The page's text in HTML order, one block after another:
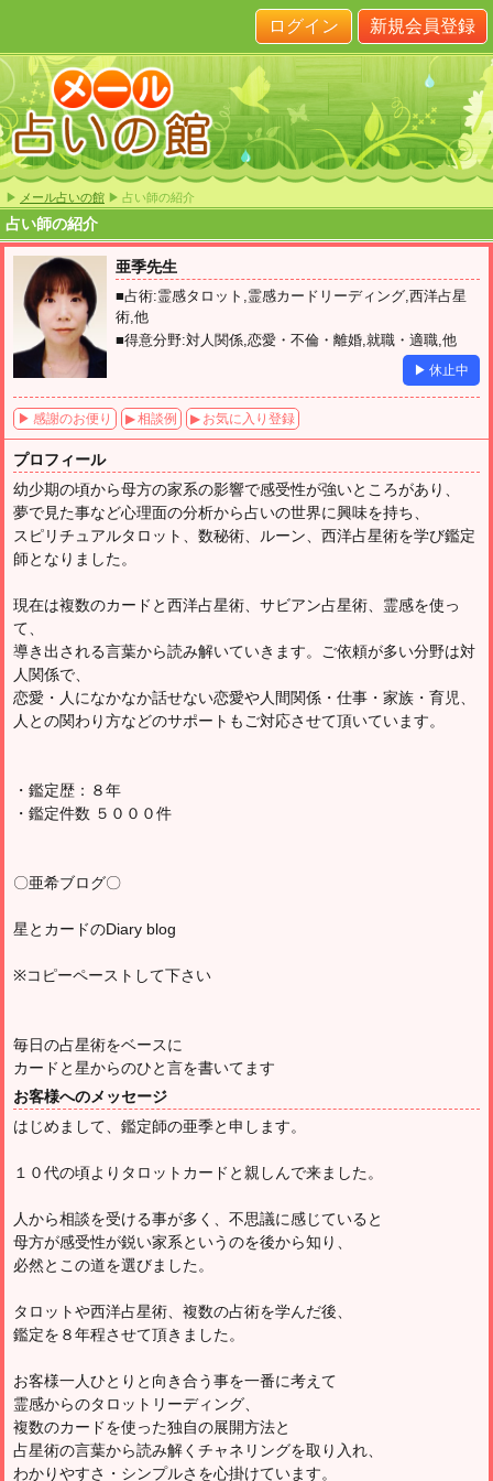
ログイン 新規会員登録
▶ メール占いの館 ▶ 占い師の紹介
占い師の紹介
亜季先生
■占術:霊感タロット,霊感カードリーディング,西洋占星
術,他
■得意分野:対人関係,恋愛・不倫・離婚,就職・適職,他
▶ 休止中
▶ 感謝のお便り ▶ 相談例 ▶ お気に入り登録
プロフィール
幼少期の頃から母方の家系の影響で感受性が強いところがあり、
夢で見た事など心理面の分析から占いの世界に興味を持ち、
スピリチュアルタロット、数秘術、ルーン、西洋占星術を学び鑑定
師となりました。
現在は複数のカードと西洋占星術、サビアン占星術、霊感を使っ
て、
導き出される言葉から読み解いていきます。ご依頼が多い分野は対
人関係で、
恋愛・人になかなか話せない恋愛や人間関係・仕事・家族・育児、
人との関わり方などのサポートもご対応させて頂いています。
・鑑定歴：８年
・鑑定件数 ５０００件
〇亜希ブログ〇
星とカードのDiary blog
※コピーペーストして下さい
毎日の占星術をベースに
カードと星からのひと言を書いてます
お客様へのメッセージ
はじめまして、鑑定師の亜季と申します。
１０代の頃よりタロットカードと親しんで来ました。
人から相談を受ける事が多く、不思議に感じていると
母方が感受性が鋭い家系というのを後から知り、
必然とこの道を選びました。
タロットや西洋占星術、複数の占術を学んだ後、
鑑定を８年程させて頂きました。
お客様一人ひとりと向き合う事を一番に考えて
霊感からのタロットリーディング、
複数のカードを使った独自の展開方法と
占星術の言葉から読み解くチャネリングを取り入れ、
わかりやすさ・シンプルさを心掛けています。